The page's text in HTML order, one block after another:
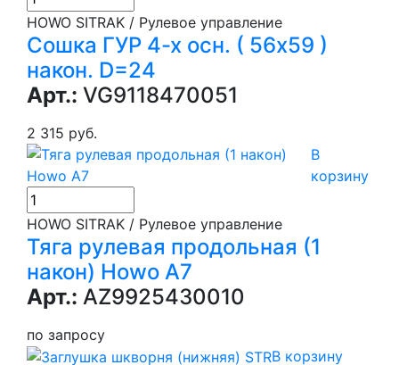
HOWO SITRAK / Рулевое управление
Сошка ГУР 4-х осн. ( 56х59 )
након. D=24
Арт.: VG9118470051
2 315 руб.
В
корзину
HOWO SITRAK / Рулевое управление
Тяга рулевая продольная (1
након) Howo A7
Арт.: AZ9925430010
по запросу
В корзину